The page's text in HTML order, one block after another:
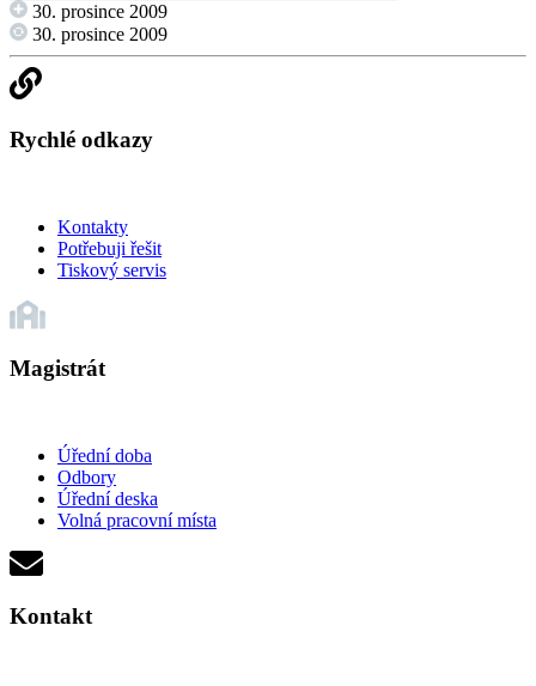
30. prosince 2009
30. prosince 2009
Rychlé odkazy
Kontakty
Potřebuji řešit
Tiskový servis
Magistrát
Úřední doba
Odbory
Úřední deska
Volná pracovní místa
Kontakt